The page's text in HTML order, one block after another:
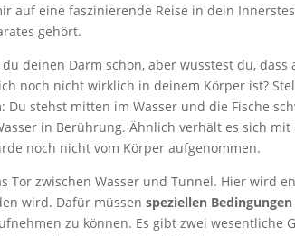
auf eine faszinierende Reise in dein
gehört.
deinen Darm schon, aber wusstest du,
noch nicht wirklich in deinem Körper ist?
Du stehst mitten im Wasser und die Fische
in Berührung. Ähnlich verhält es sich
noch nicht vom Körper aufgenommen.
Tor zwischen Wasser und Tunnel. Hier wird
wird. Dafür müssenspeziellen
zu können. Es gibt zwei